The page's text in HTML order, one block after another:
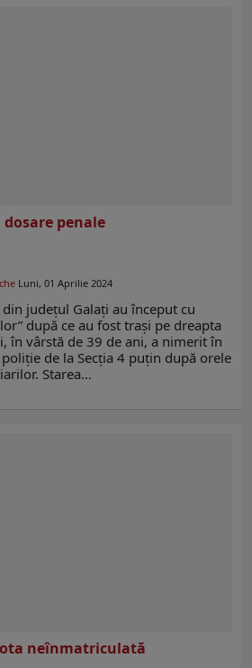
dosare penale
Luni, 01 Aprilie 2024
județul Galați au început cu
după ce au fost trași pe dreapta
în vârstă de 39 de ani, a nimerit în
de la Secția 4 puțin după orele
Starea…
neînmatriculată